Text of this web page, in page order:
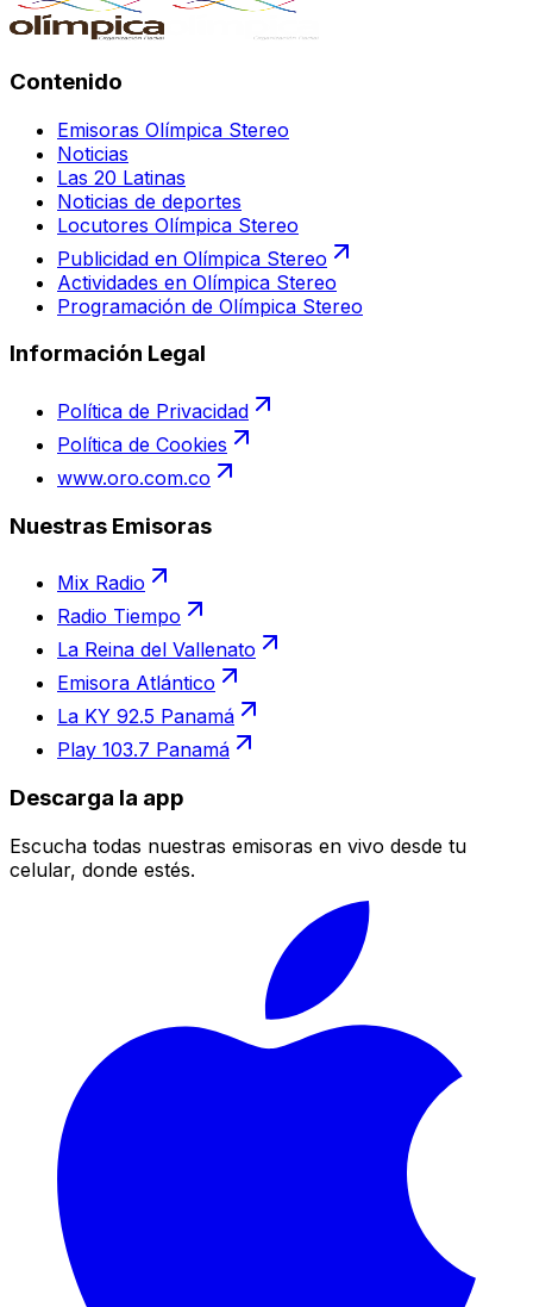
Contenido
Emisoras Olímpica Stereo
Noticias
Las 20 Latinas
Noticias de deportes
Locutores Olímpica Stereo
Publicidad en Olímpica Stereo
Actividades en Olímpica Stereo
Programación de Olímpica Stereo
Información Legal
Política de Privacidad
Política de Cookies
www.oro.com.co
Nuestras Emisoras
Mix Radio
Radio Tiempo
La Reina del Vallenato
Emisora Atlántico
La KY 92.5 Panamá
Play 103.7 Panamá
Descarga la app
Escucha todas nuestras emisoras en vivo desde tu
celular, donde estés.